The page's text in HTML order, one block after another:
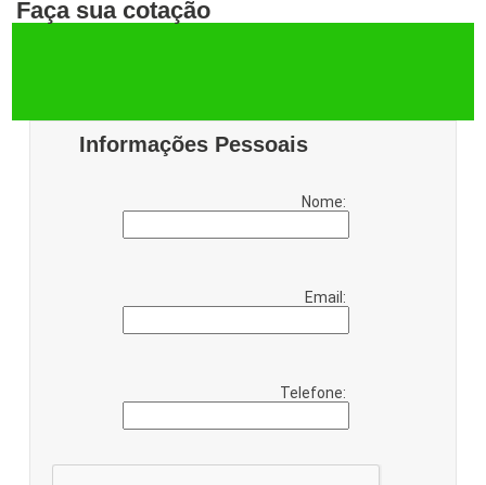
Faça sua cotação
Informações Pessoais
Nome:
Email:
Telefone: